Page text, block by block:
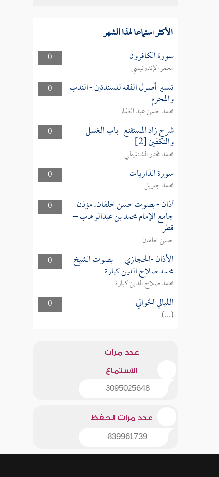
الأكثر استماعا لهذا الشهر
0 سورة الكافرون
معمر الإندونيسي
0
تيسير أصول الفقه للمبتدئين - الندب
والمحرم
محمد حسن عبد الغفار
0
شرح زاد المستقنع_باب الغسل
والتكفين [2]
محمد مختار الشنقيطي
0
سورة الذاريات
محمد جبريل
0
أذان - بصوت حسن خلفان. مؤذن
جامع الإمام محمد بن عبدالوهاب –
قطر
حسن خلفان
0
الأذان -الحجازي__ بصوت الشيخ
محمد صلاح الدين كبارة
محمد صلاح الدين كبارة
0
الليالي الخوالي
(...)
عدد مرات
الاستماع
3095025648
عدد مرات الحفظ
839961739